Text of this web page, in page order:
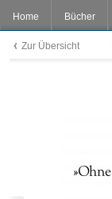
Home Bücher
Zur Übersicht